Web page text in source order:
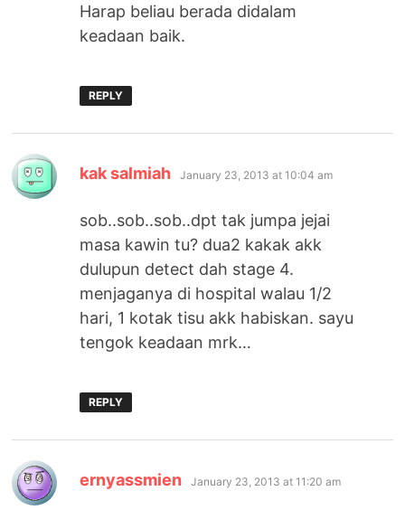
Harap beliau berada didalam
keadaan baik.
REPLY
kak salmiah says:
January 23, 2013 at 10:04 am
sob..sob..sob..dpt tak jumpa jejai
masa kawin tu? dua2 kakak akk
dulupun detect dah stage 4.
menjaganya di hospital walau 1/2
hari, 1 kotak tisu akk habiskan. sayu
tengok keadaan mrk…
REPLY
ernyassmien says:
January 23, 2013 at 11:20 am